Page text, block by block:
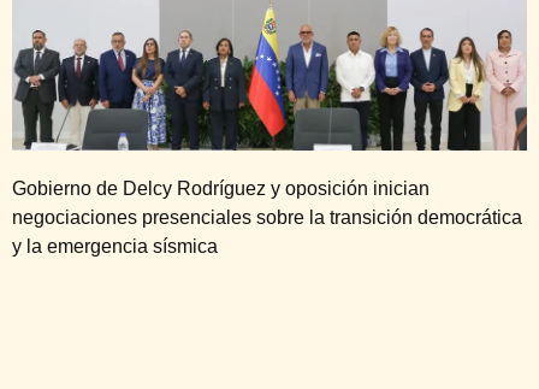
Gobierno de Delcy Rodríguez y oposición inician
negociaciones presenciales sobre la transición democrática
y la emergencia sísmica